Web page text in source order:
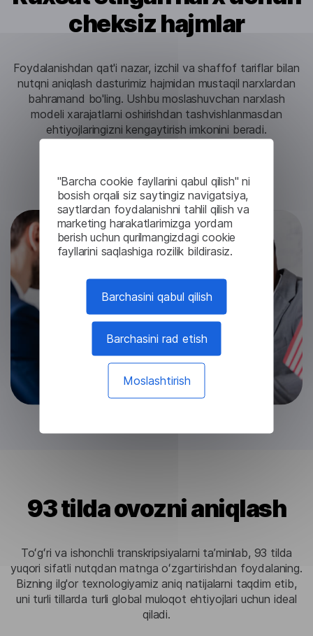
"Barcha cookie fayllarini qabul qilish" ni
bosish orqali siz saytingiz navigatsiya,
saytlardan foydalanishni tahlil qilish va
marketing harakatlarimizga yordam
berish uchun qurilmangizdagi cookie
fayllarini saqlashiga rozilik bildirasiz.
Barchasini qabul qilish
Barchasini rad etish
Moslashtirish
cheksiz hajmlar
Foydalanishdan qat'i nazar, izchil va shaffof tariflar bilan
nutqni aniqlash dasturimiz hajmidan mustaqil narxlardan
bahramand bo'ling. Ushbu moslashuvchan narxlash
modeli xarajatlarni oshirishdan tashvishlanmasdan
ehtiyojlaringizni kengaytirish imkonini beradi.
Sinovga kirish
93 tilda ovozni aniqlash
Toʻgʻri va ishonchli transkripsiyalarni taʼminlab, 93 tilda
yuqori sifatli nutqdan matnga oʻzgartirishdan foydalaning.
Bizning ilg'or texnologiyamiz aniq natijalarni taqdim etib,
uni turli tillarda turli global muloqot ehtiyojlari uchun ideal
qiladi.